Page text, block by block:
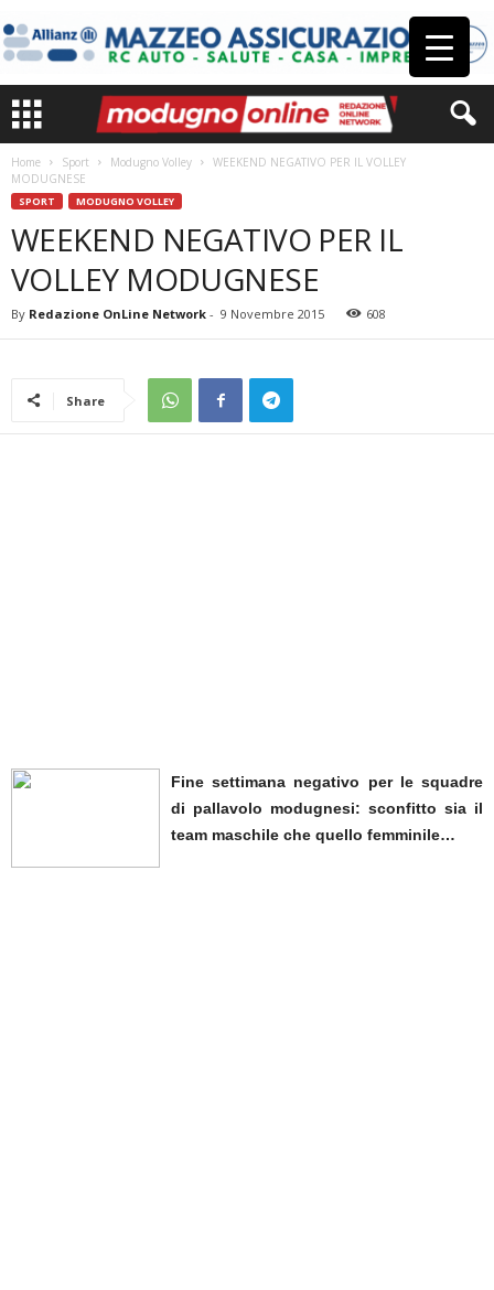
Home Sport Modugno Volley
WEEKEND NEGATIVO PER IL VOLLEY
MODUGNESE
SPORT MODUGNO VOLLEY
WEEKEND NEGATIVO PER IL
VOLLEY MODUGNESE
By Redazione OnLine Network - 9 Novembre 2015 608
Share
Fine settimana negativo per le squadre
di pallavolo modugnesi: sconfitto sia il
team maschile che quello femminile…